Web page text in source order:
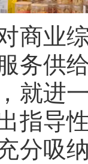
业综
务供
就进
指导
分吸